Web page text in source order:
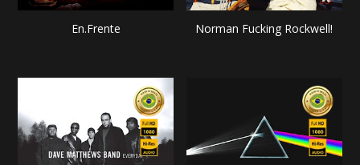
En.Frente Norman Fucking Rockwell!